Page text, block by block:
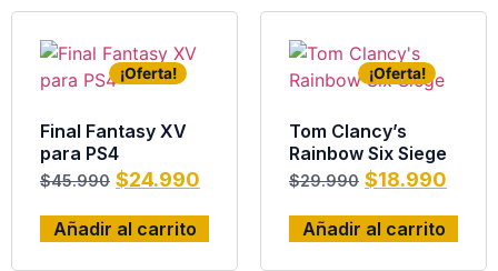
¡Oferta!
Final Fantasy XV
para PS4
$45.990 $24.990
Añadir al carrito
¡Oferta!
Tom Clancy’s
Rainbow Six Siege
$29.990 $18.990
Añadir al carrito